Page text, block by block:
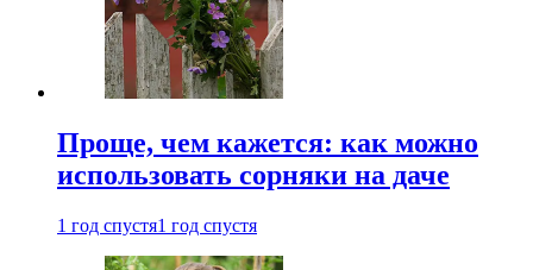
Проще, чем кажется: как можно
использовать сорняки на даче
1 год спустя1 год спустя